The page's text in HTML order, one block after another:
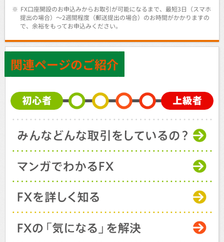
※ FX口座開設のお申込みからお取引が可能になるまで、最短3日（スマホ
提出の場合）～2週間程度（郵送提出の場合）のお時間がかかりますの
で、余裕をもってお申込みください。
関連ページのご紹介